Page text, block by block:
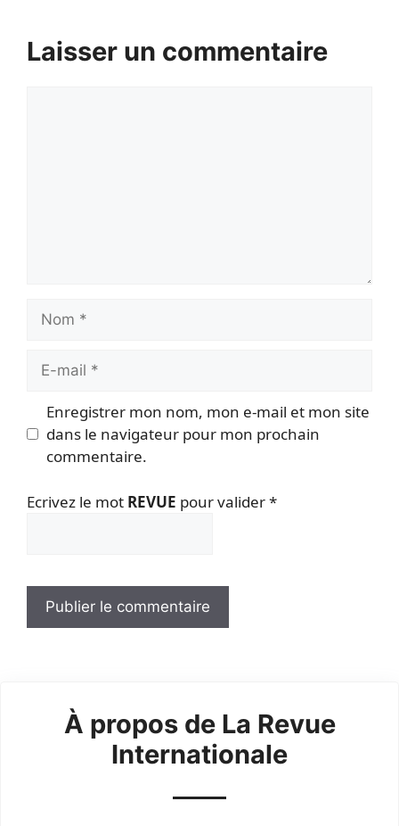
Laisser un commentaire
Nom
Enregistrer mon nom, mon e-mail et mon site
dans le navigateur pour mon prochain
commentaire.
Ecrivez le mot REVUE pour valider*
À propos de La Revue
Internationale